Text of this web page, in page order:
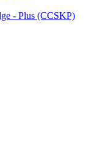
- Plus (CCSKP)